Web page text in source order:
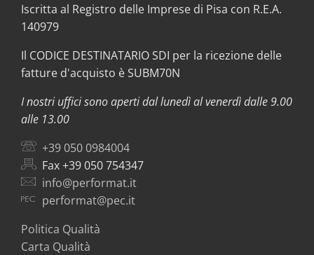
Iscritta al Registro delle Imprese di Pisa con R.E.A.
140979
Il CODICE DESTINATARIO SDI per la ricezione delle
fatture d'acquisto è SUBM70N
I nostri uffici sono aperti dal lunedì al venerdì dalle 9.00
alle 13.00
+39 050 0984004
Fax +39 050 754347
info@performat.it
performat@pec.it
Politica Qualità
Carta Qualità